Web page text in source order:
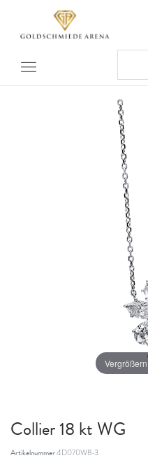
Collier 18 kt WG
Artikelnummer4D070W8-3